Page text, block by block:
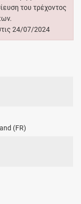
του τρέχοντος
24/07/2024
(FR)